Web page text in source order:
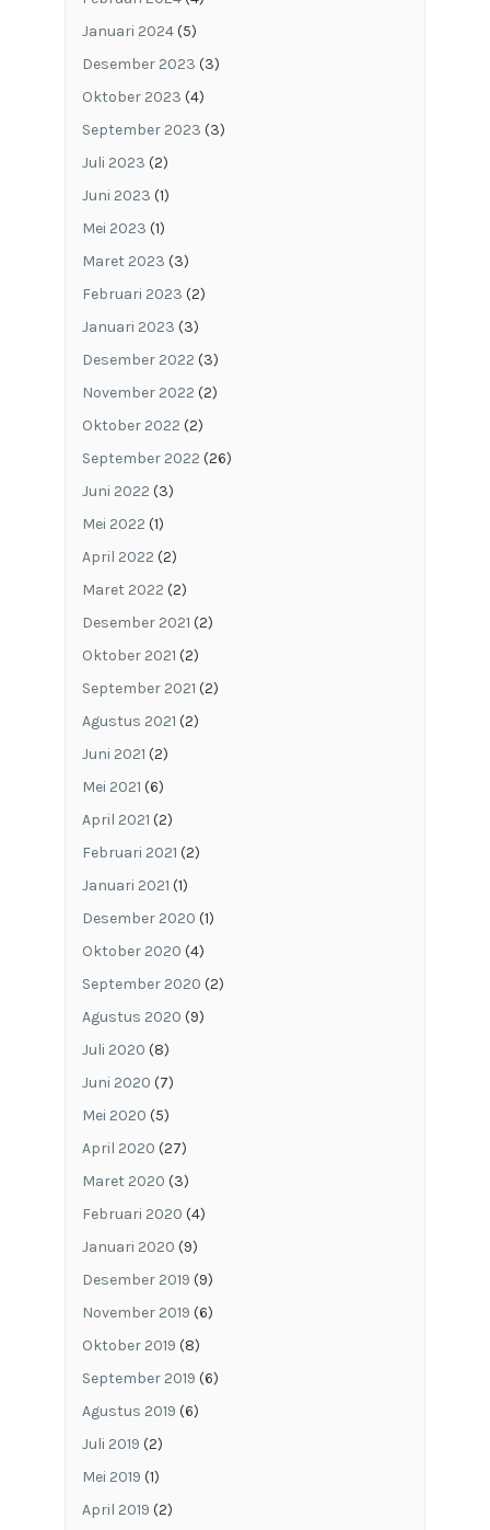
Januari 2024(5)
Desember 2023 (3)
Oktober 2023 (4)
September 2023 (3)
Juli 2023 (2)
Juni 2023 (1)
Mei 2023 (1)
Maret 2023 (3)
Februari 2023 (2)
Januari 2023 (3)
Desember 2022 (3)
November 2022 (2)
Oktober 2022 (2)
September 2022 (26)
Juni 2022 (3)
Mei 2022 (1)
April 2022 (2)
Maret 2022 (2)
Desember 2021 (2)
Oktober 2021 (2)
September 2021 (2)
Agustus 2021 (2)
Juni 2021 (2)
Mei 2021 (6)
April 2021 (2)
Februari 2021 (2)
Januari 2021 (1)
Desember 2020 (1)
Oktober 2020 (4)
September 2020 (2)
Agustus 2020 (9)
Juli 2020 (8)
Juni 2020 (7)
Mei 2020 (5)
April 2020 (27)
Maret 2020 (3)
Februari 2020 (4)
Januari 2020 (9)
Desember 2019 (9)
November 2019 (6)
Oktober 2019 (8)
September 2019 (6)
Agustus 2019 (6)
Juli 2019 (2)
Mei 2019 (1)
April 2019 (2)